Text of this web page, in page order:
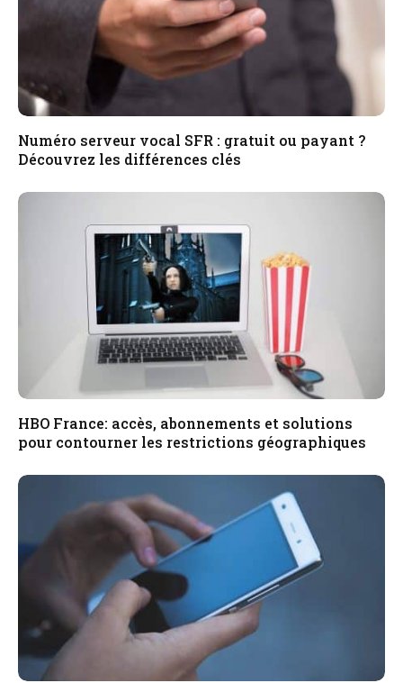
Numéro serveur vocal SFR : gratuit ou payant ?
Découvrez les différences clés
HBO France: accès, abonnements et solutions
pour contourner les restrictions géographiques